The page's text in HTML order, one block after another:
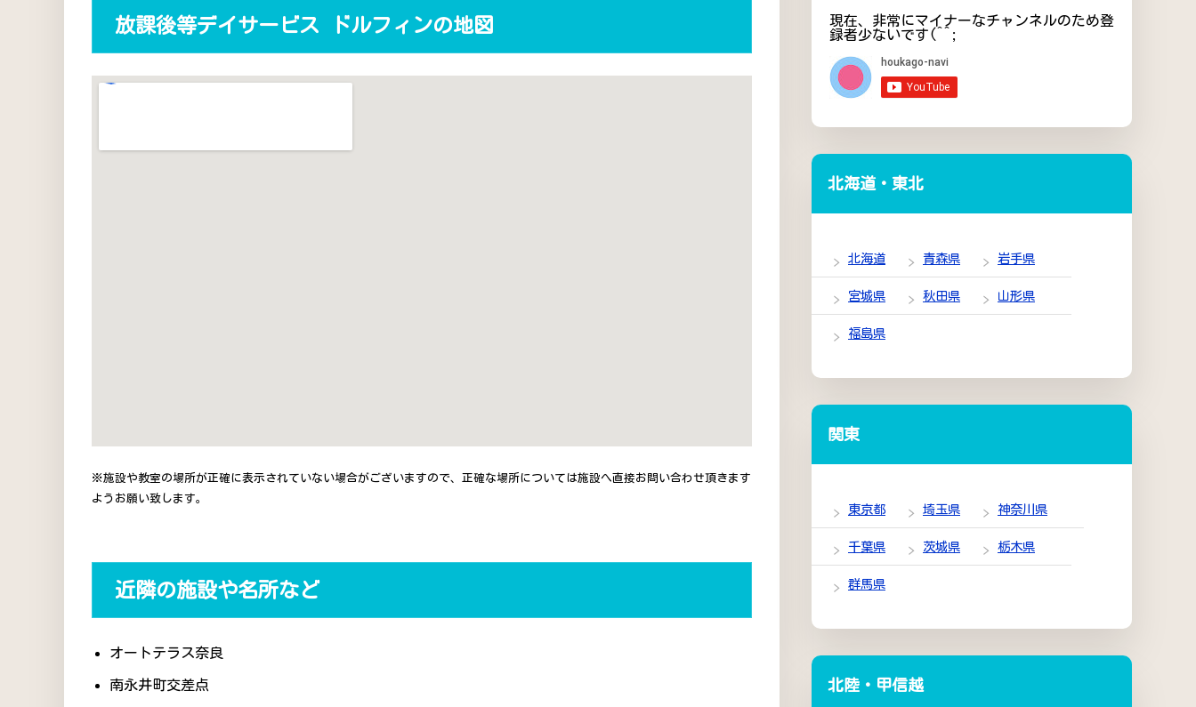
放課後等デイサービス ドルフィンの地図
※施設や教室の場所が正確に表示されていない場合がございますので、正確な場所については施設へ直接お問い合わせ頂きます
ようお願い致します。
近隣の施設や名所など
オートテラス奈良
南永井町交差点
現在、非常にマイナーなチャンネルのため登
録者少ないです(^^;
北海道・東北
北海道 青森県 岩手県
宮城県 秋田県 山形県
福島県
関東
東京都 埼玉県 神奈川県
千葉県 茨城県 栃木県
群馬県
北陸・甲信越